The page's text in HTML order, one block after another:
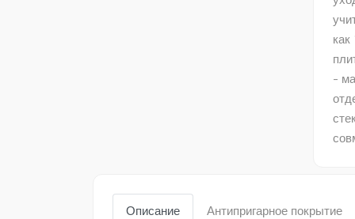
-
Описание Антипригарное покрытие